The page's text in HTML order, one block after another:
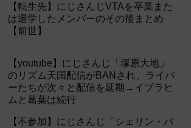
【転生先】にじさんじVTAを卒業また
は退学したメンバーのその後まとめ
【前世】
【youtube】にじさんじ「塚原大地」
のリズム天国配信がBANされ、ライバ
ーたちが次々と配信を延期→イブラヒ
ムと葛葉は続行
【不参加】にじさんじ「シェリン・バ